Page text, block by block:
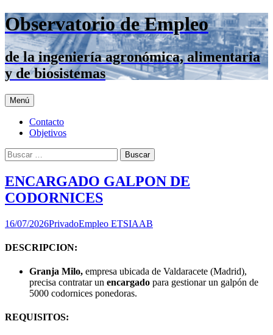
Saltar
al
contenido
Observatorio de Empleo
de la ingeniería agronómica, alimentaria
y de biosistemas
Menú
Contacto
Objetivos
Buscar:
ENCARGADO GALPON DE
CODORNICES
16/07/2026PrivadoEmpleo ETSIAAB
DESCRIPCION:
Granja Milo, empresa ubicada de Valdaracete (Madrid),
precisa contratar un encargado para gestionar un galpón de
5000 codornices ponedoras.
REQUISITOS: